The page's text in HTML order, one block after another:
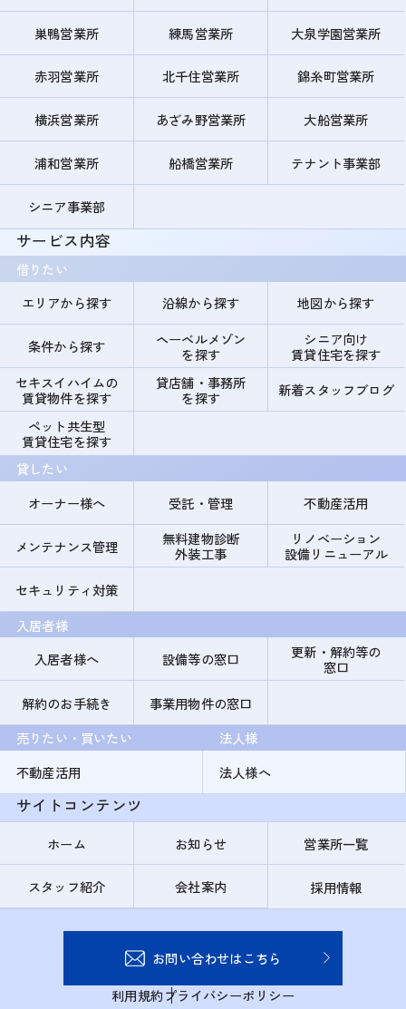
巣鴨営業所 練馬営業所 大泉学園営業所
赤羽営業所 北千住営業所 錦糸町営業所
横浜営業所 あざみ野営業所 大船営業所
浦和営業所 船橋営業所 テナント事業部
シニア事業部
サービス内容
借りたい
エリアから探す
沿線から探す 地図から探す
条件から探す
ヘーベルメゾン
を探す
シニア向け
賃貸住宅を探す
セキスイハイムの
賃貸物件を探す
貸店舗・事務所
を探す
新着スタッフブログ
ペット共生型
賃貸住宅を探す
貸したい
オーナー様へ
受託・管理 不動産活用
メンテナンス管理
無料建物診断
外装工事
リノベーション
設備リニューアル
セキュリティ対策
入居者様
入居者様へ
設備等の窓口
更新・解約等の
窓口
解約のお手続き
事業用物件の窓口
売りたい・買いたい
不動産活用
法人様
法人様へ
サイトコンテンツ
ホーム お知らせ 営業所一覧
スタッフ紹介 会社案内 採用情報
お問い合わせはこちら
利用規約プライバシーポリシー